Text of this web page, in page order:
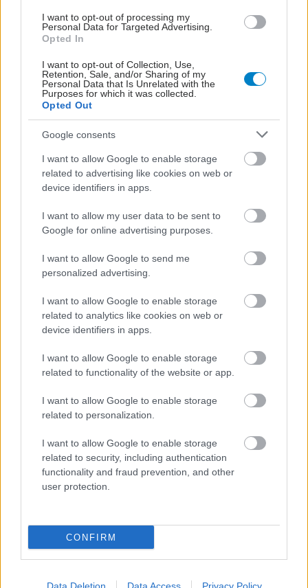
I want to opt-out of processing my
Personal Data for Targeted Advertising.
Opted In
I want to opt-out of Collection, Use,
Retention, Sale, and/or Sharing of my
Personal Data that Is Unrelated with the
Purposes for which it was collected.
Opted Out
Google consents
I want to allow Google to enable storage
related to advertising like cookies on web or
device identifiers in apps.
I want to allow my user data to be sent to
Google for online advertising purposes.
I want to allow Google to send me
personalized advertising.
I want to allow Google to enable storage
related to analytics like cookies on web or
device identifiers in apps.
I want to allow Google to enable storage
related to functionality of the website or app.
I want to allow Google to enable storage
related to personalization.
I want to allow Google to enable storage
related to security, including authentication
functionality and fraud prevention, and other
user protection.
CONFIRM